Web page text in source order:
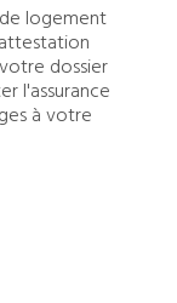
logement
dossier
l'assurance
à votre